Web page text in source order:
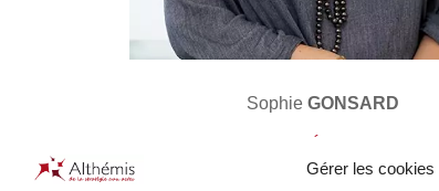
Gérer les cookies
Sophie GONSARD